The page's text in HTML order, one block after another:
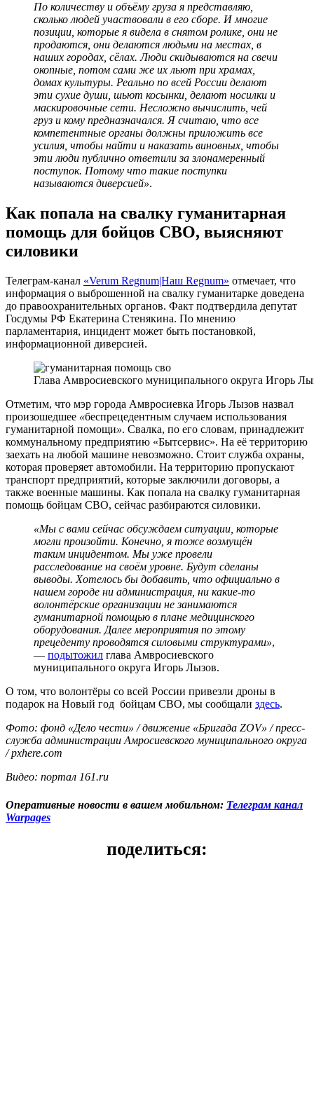
По количеству и объёму груза я представляю,
сколько людей участвовали в его сборе. И многие
позиции, которые я видела в снятом ролике, они не
продаются, они делаются людьми на местах, в
наших городах, сёлах. Люди скидываются на свечи
окопные, потом сами же их льют при храмах,
домах культуры. Реально по всей России делают
эти сухие души, шьют косынки, делают носилки и
маскировочные сети. Несложно вычислить, чей
груз и кому предназначался. Я считаю, что все
компетентные органы должны приложить все
усилия, чтобы найти и наказать виновных, чтобы
эти люди публично ответили за злонамеренный
поступок. Потому что такие поступки
называются диверсией».
Как попала на свалку гуманитарная
помощь для бойцов СВО, выясняют
силовики
Телеграм-канал «Verum Regnum|Наш Regnum» отмечает, что
информация о выброшенной на свалку гуманитарке доведена
до правоохранительных органов. Факт подтвердила депутат
Госдумы РФ Екатерина Стенякина. По мнению
парламентария, инцидент может быть постановкой,
информационной диверсией.
Глава Амвросиевского муниципального округа Игорь
Отметим, что мэр города Амвросиевка Игорь Лызов назвал
произошедшее «беспрецедентным случаем использования
гуманитарной помощи». Свалка, по его словам, принадлежит
коммунальному предприятию «Бытсервис». На её территорию
заехать на любой машине невозможно. Стоит служба охраны,
которая проверяет автомобили. На территорию пропускают
транспорт предприятий, которые заключили договоры, а
также военные машины. Как попала на свалку гуманитарная
помощь бойцам СВО, сейчас разбираются силовики.
«Мы с вами сейчас обсуждаем ситуации, которые
могли произойти. Конечно, я тоже возмущён
таким инцидентом. Мы уже провели
расследование на своём уровне. Будут сделаны
выводы. Хотелось бы добавить, что официально в
нашем городе ни администрация, ни какие-то
волонтёрские организации не занимаются
гуманитарной помощью в плане медицинского
оборудования. Далее мероприятия по этому
прецеденту проводятся силовыми структурами»,
— подытожил глава Амвросиевского
муниципального округа Игорь Лызов.
О том, что волонтёры со всей России привезли дроны в
подарок на Новый год бойцам СВО, мы сообщали здесь.
Фото: фонд «Дело чести» / движение «Бригада ZOV» / пресс-
служба администрации Амросиевского муниципального округа
/ pxhere.com
Видео: портал 161.ru
Оперативные новости в вашем мобильном: Телеграм канал
Warpages
поделиться: